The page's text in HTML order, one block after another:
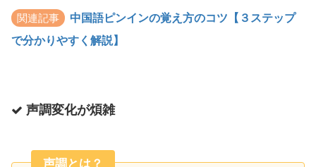
関連記事
中国語ピンインの覚え方のコツ【３ステップ
で分かりやすく解説】
声調変化が煩雑
声調とは？